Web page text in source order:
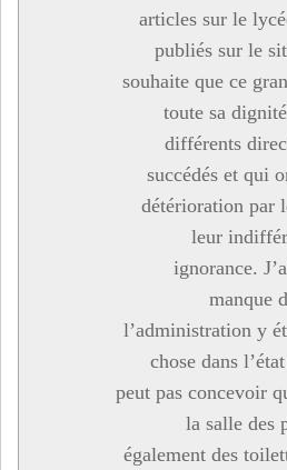
articles sur le
publiés sur le
souhaite que ce
toute sa
différents
succédés et qui
détérioration par
leur
ignorance.
manque
l’administration y
chose dans
peut pas concevoir
la salle des
également des